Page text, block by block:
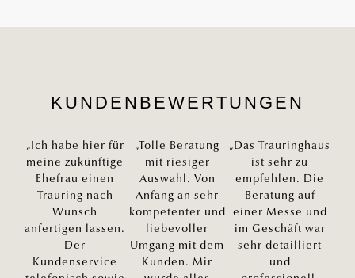
KUNDENBEWERTUNGEN
„Ich habe hier für
meine zukünftige
Ehefrau einen
Trauring nach
Wunsch
anfertigen lassen.
Der
Kundenservice
„Tolle Beratung
mit riesiger
Auswahl. Von
Anfang an sehr
kompetenter und
liebevoller
Umgang mit dem
Kunden. Mir
„Das Trauringhaus
ist sehr zu
empfehlen. Die
Beratung auf
einer Messe und
im Geschäft war
sehr detailliert
und